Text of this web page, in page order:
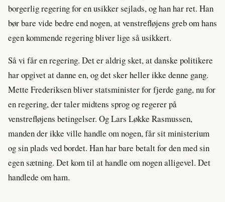
borgerlig regering for en usikker sejlads, og han har ret. Han
bør bare vide bedre end nogen, at venstrefløjens greb om hans
egen kommende regering bliver lige så usikkert.
Så vi får en regering. Det er aldrig sket, at danske politikere
har opgivet at danne en, og det sker heller ikke denne gang.
Mette Frederiksen bliver statsminister for fjerde gang, nu for
en regering, der taler midtens sprog og regerer på
venstrefløjens betingelser. Og Lars Løkke Rasmussen,
manden der ikke ville handle om nogen, får sit ministerium
og sin plads ved bordet. Han har bare betalt for den med sin
egen sætning. Det kom til at handle om nogen alligevel. Det
handlede om ham.